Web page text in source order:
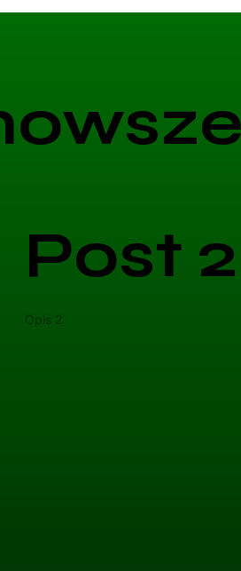
Post 2
Opis 2